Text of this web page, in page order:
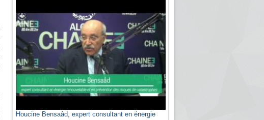
Houcine Bensaâd, expert consultant en énergie